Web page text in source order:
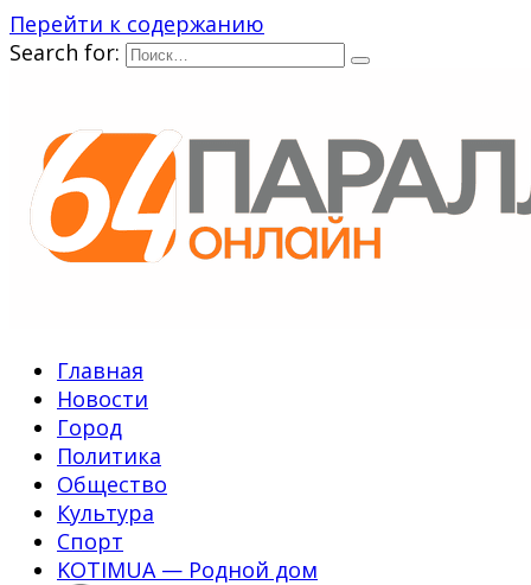
Перейти к содержанию
Search for:
Главная
Новости
Город
Политика
Общество
Культура
Спорт
KOTIMUA — Родной дом